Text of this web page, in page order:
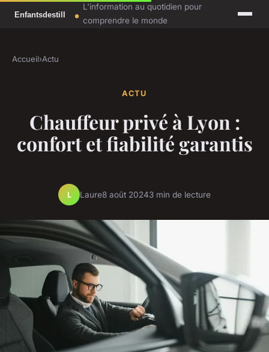
L'information au quotidien pour
comprendre le monde
Accueil›Actu
ACTU
Chauffeur privé à Lyon :
confort et fiabilité garantis
L Laure8 août 20243 min de lecture